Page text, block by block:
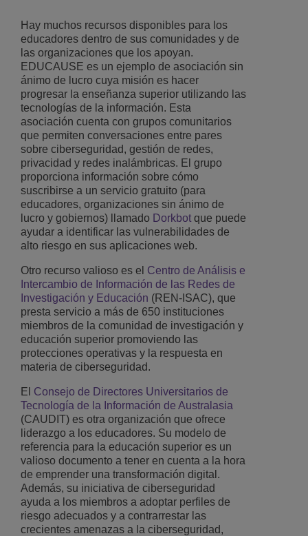
Hay muchos recursos disponibles para los
educadores dentro de sus comunidades y de
las organizaciones que los apoyan.
EDUCAUSE es un ejemplo de asociación sin
ánimo de lucro cuya misión es hacer
progresar la enseñanza superior utilizando las
tecnologías de la información. Esta
asociación cuenta con grupos comunitarios
que permiten conversaciones entre pares
sobre ciberseguridad, gestión de redes,
privacidad y redes inalámbricas. El grupo
proporciona información sobre cómo
suscribirse a un servicio gratuito (para
educadores, organizaciones sin ánimo de
lucro y gobiernos) llamado Dorkbot que puede
ayudar a identificar las vulnerabilidades de
alto riesgo en sus aplicaciones web.
Otro recurso valioso es el Centro de Análisis e
Intercambio de Información de las Redes de
Investigación y Educación (REN-ISAC), que
presta servicio a más de 650 instituciones
miembros de la comunidad de investigación y
educación superior promoviendo las
protecciones operativas y la respuesta en
materia de ciberseguridad.
El Consejo de Directores Universitarios de
Tecnología de la Información de Australasia
(CAUDIT) es otra organización que ofrece
liderazgo a los educadores. Su modelo de
referencia para la educación superior es un
valioso documento a tener en cuenta a la hora
de emprender una transformación digital.
Además, su iniciativa de ciberseguridad
ayuda a los miembros a adoptar perfiles de
riesgo adecuados y a contrarrestar las
crecientes amenazas a la ciberseguridad,